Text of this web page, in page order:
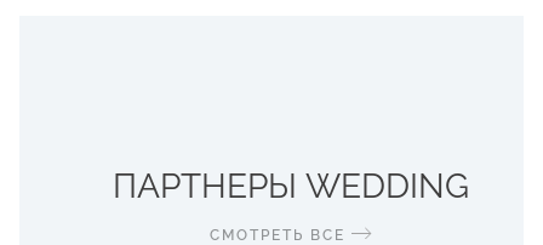
ПАРТНЕРЫ WEDDING
СМОТРЕТЬ ВСЕ